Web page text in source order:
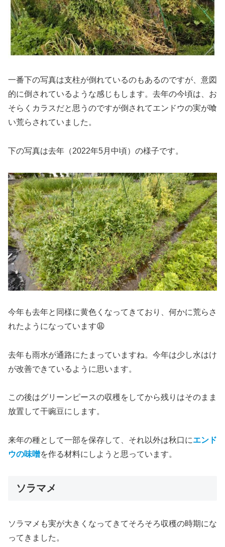
一番下の写真は支柱が倒れているのもあるのですが、意図
的に倒されているような感じもします。去年の今頃は、お
そらくカラスだと思うのですが倒されてエンドウの実が喰
い荒らされていました。
下の写真は去年（2022年5月中頃）の様子です。
今年も去年と同様に黄色くなってきており、何かに荒らさ
れたようになっています😩
去年も雨水が通路にたまっていますね。今年は少し水はけ
が改善できているように思います。
この後はグリーンピースの収穫をしてから残りはそのまま
放置して干豌豆にします。
来年の種として一部を保存して、それ以外は秋口にエンド
ウの味噌を作る材料にしようと思っています。
ソラマメ
ソラマメも実が大きくなってきてそろそろ収穫の時期にな
ってきました。